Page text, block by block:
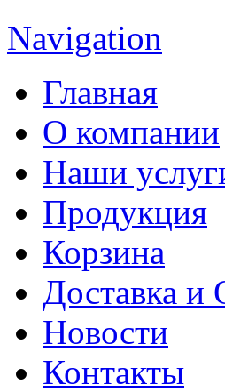
Navigation
Главная
О компании
Наши
Продукция
Корзина
Доставка и
Новости
Контакты